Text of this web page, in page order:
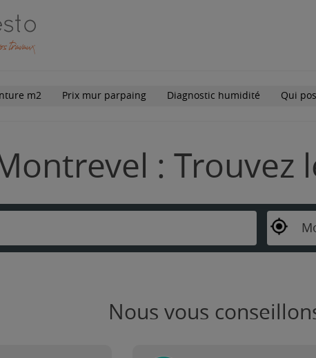
m2 Prix mur parpaing Diagnostic humidité Qui
: Trouvez
Nous vous